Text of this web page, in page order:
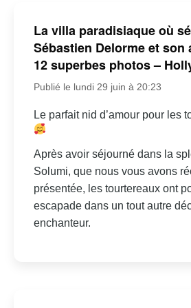
La villa paradisiaque où
Sébastien Delorme et son
12 superbes photos –
Publié le lundi 29 juin à 20:23
Le parfait nid d’amour pour les
Après avoir séjourné dans la
Solumi, que nous vous avons
présentée, les tourtereaux ont
escapade dans un tout autre
enchanteur.